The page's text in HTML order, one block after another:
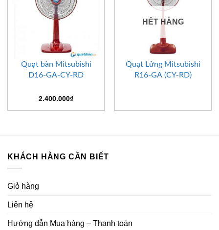
Quạt bàn Mitsubishi
D16-GA-CY-RD
2.400.000₫
HẾT HÀNG
Quạt Lửng Mitsubishi
R16-GA (CY-RD)
KHÁCH HÀNG CẦN BIẾT
Giỏ hàng
Liên hệ
Hướng dẫn Mua hàng – Thanh toán